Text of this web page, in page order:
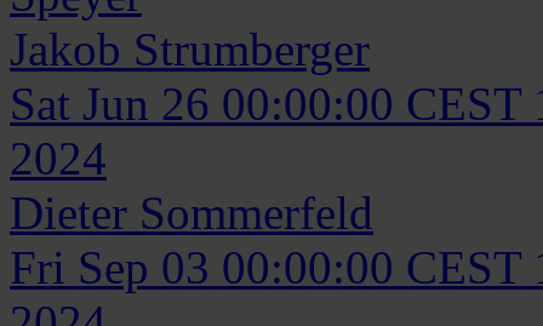
Jakob Strumberger
Sat Jun 26 00:00:00 CEST
2024
Dieter Sommerfeld
Fri Sep 03 00:00:00 CEST